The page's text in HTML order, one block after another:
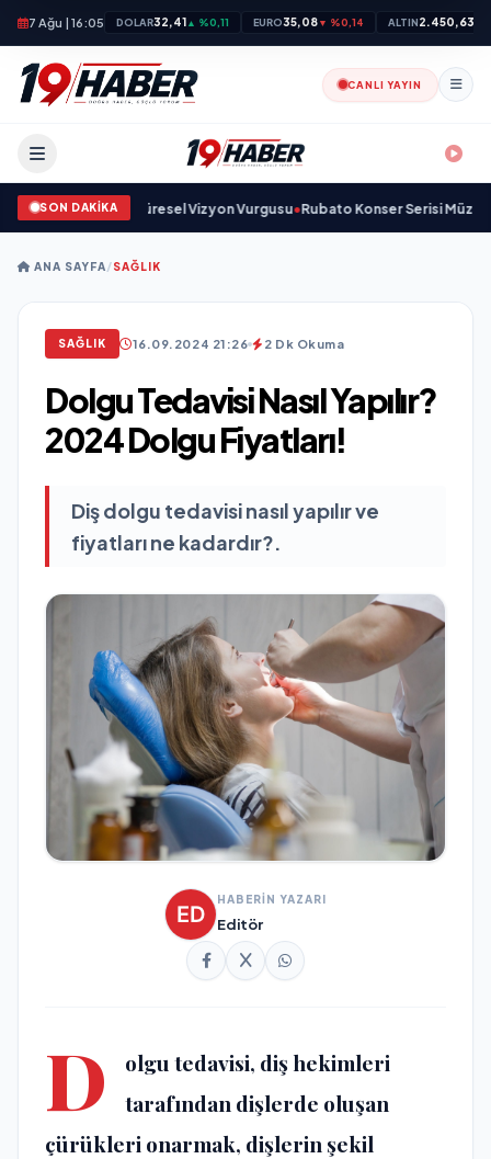
7 Ağu | 16:05 DOLAR32,41▲ %0,11 EURO35,08▼ %0,14 ALTIN2.450,63
CANLI YAYIN
SON DAKİKA
Sanayinde Küresel Vizyon Vurgusu•Rubato Konser Serisi
ANA SAYFA/SAĞLIK
SAĞLIK 16.09.2024 21:26 2 Dk Okuma
Dolgu Tedavisi Nasıl Yapılır?
2024 Dolgu Fiyatları!
Diş dolgu tedavisi nasıl yapılır ve
fiyatları ne kadardır?.
HABERİN YAZARI
Editör
D olgu tedavisi, diş hekimleri
tarafından dişlerde oluşan
çürükleri onarmak, dişlerin şekil